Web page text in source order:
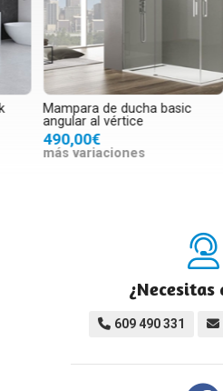
Mampara de ducha basic
angular al vértice
490,00€
más variaciones
¿Necesitas
609 490 331